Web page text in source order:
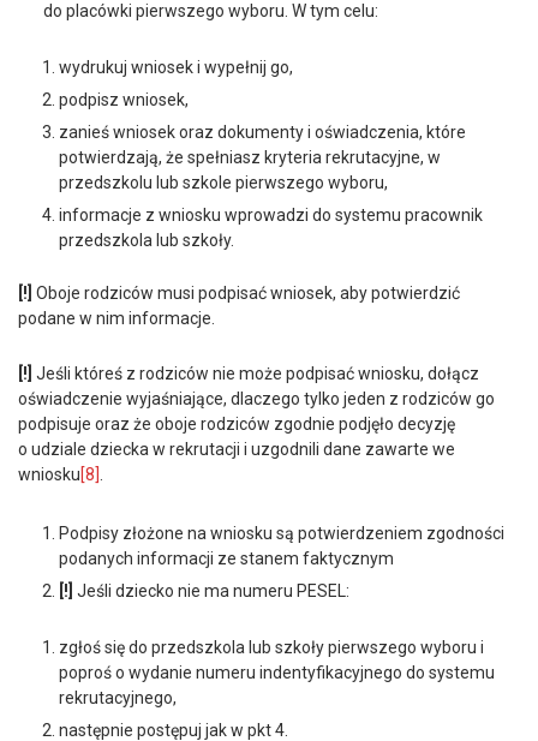
do placówki pierwszego wyboru. W tym celu:
wydrukuj wniosek i wypełnij go,
podpisz wniosek,
zanieś wniosek oraz dokumenty i oświadczenia, które
potwierdzają, że spełniasz kryteria rekrutacyjne, w
przedszkolu lub szkole pierwszego wyboru,
informacje z wniosku wprowadzi do systemu pracownik
przedszkola lub szkoły.
[!] Oboje rodziców musi podpisać wniosek, aby potwierdzić
podane w nim informacje.
[!] Jeśli któreś z rodziców nie może podpisać wniosku, dołącz
oświadczenie wyjaśniające, dlaczego tylko jeden z rodziców go
podpisuje oraz że oboje rodziców zgodnie podjęło decyzję
o udziale dziecka w rekrutacji i uzgodnili dane zawarte we
wniosku[8]
Podpisy złożone na wniosku są potwierdzeniem zgodności
podanych informacji ze stanem faktycznym
[!] Jeśli dziecko nie ma numeru PESEL:
zgłoś się do przedszkola lub szkoły pierwszego wyboru i
poproś o wydanie numeru indentyfikacyjnego do systemu
rekrutacyjnego,
następnie postępuj jak w pkt 4.